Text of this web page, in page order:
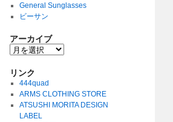
General Sunglasses
ビーサン
アーカイブ
リンク
444quad
ARMS CLOTHING STORE
ATSUSHI MORITA DESIGN
LABEL